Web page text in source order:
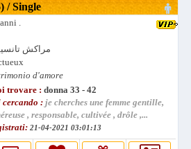
/ Single
.
مراكش
d'amore
trovare : donna 33 - 42
cercando : je cherches une femme gentille,
, responsable, cultivée , drôle ,...
21-04-2021 03:01:13